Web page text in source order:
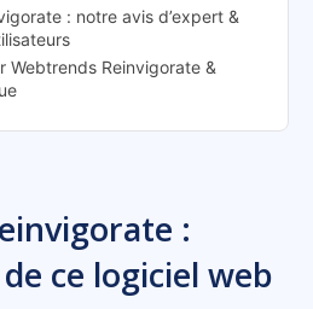
: notre avis d’expert &
Webtrends Reinvigorate &
:
ce logiciel web